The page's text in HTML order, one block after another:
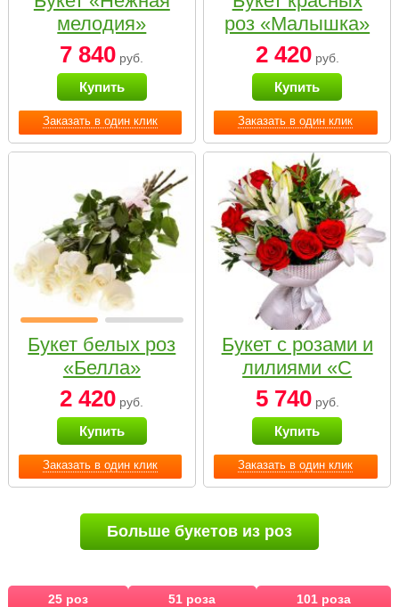
Заказать в один клик
мелодия»
7 840 руб.
Купить
Заказать в один клик
роз «Малышка»
2 420руб.
Купить
Заказать в один клик
Букет белых роз
«Белла»
2 420 руб.
Купить
Заказать в один клик
Букет с розами и
лилиями «С
наилучшими
пожеланиями»
5 740руб.
Купить
Больше букетов из роз
25 роз 51 роза
101 роза